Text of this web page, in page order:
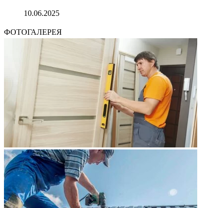
10.06.2025
ФОТОГАЛЕРЕЯ